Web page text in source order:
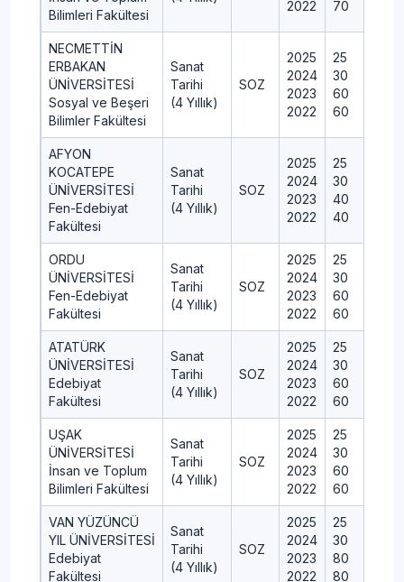
Bilimleri Fakültesi
2022
70
NECMETTİN
ERBAKAN
ÜNİVERSİTESİ
Sosyal ve Beşeri
Bilimler Fakültesi
Sanat
Tarihi
(4 Yıllık)
SOZ
2025
2024
2023
2022
25
30
60
60
AFYON
KOCATEPE
ÜNİVERSİTESİ
Fen-Edebiyat
Fakültesi
Sanat
Tarihi
(4 Yıllık)
SOZ
2025
2024
2023
2022
25
30
40
40
ORDU
ÜNİVERSİTESİ
Fen-Edebiyat
Fakültesi
Sanat
Tarihi
(4 Yıllık)
SOZ
2025
2024
2023
2022
25
30
60
60
ATATÜRK
ÜNİVERSİTESİ
Edebiyat
Fakültesi
Sanat
Tarihi
(4 Yıllık)
SOZ
2025
2024
2023
2022
25
30
60
60
UŞAK
ÜNİVERSİTESİ
İnsan ve Toplum
Bilimleri Fakültesi
Sanat
Tarihi
(4 Yıllık)
SOZ
2025
2024
2023
2022
25
30
60
60
VAN YÜZÜNCÜ
YIL ÜNİVERSİTESİ
Edebiyat
Fakültesi
Sanat
Tarihi
(4 Yıllık)
SOZ
2025
2024
2023
2022
25
30
80
80